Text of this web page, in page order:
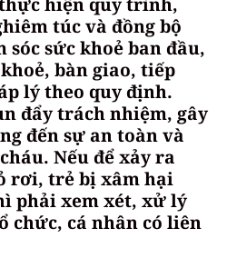
túc và đồng bộ
sức khoẻ ban đầu,
bàn giao, tiếp
lý theo quy định.
đẩy trách nhiệm, gây
đến sự an toàn và
Nếu để xảy ra
rơi, trẻ bị xâm hại
phải xem xét, xử lý
chức, cá nhân có liên